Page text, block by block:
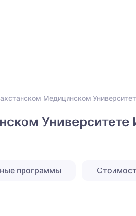
Медицинском
программы